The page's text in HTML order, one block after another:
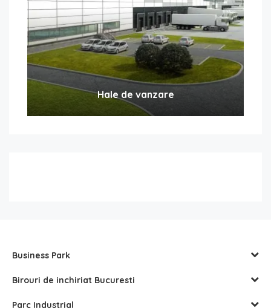
Hale de vanzare
Business Park
Birouri de inchiriat Bucuresti
Parc Industrial